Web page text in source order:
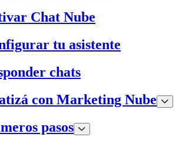
Chat Nube
tu asistente
chats
con Marketing Nube
pasos